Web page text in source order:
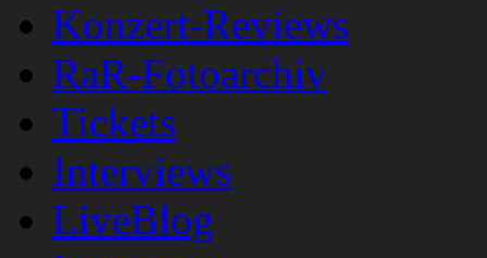
Konzert-Reviews
RaR-Fotoarchiv
Tickets
Interviews
LiveBlog